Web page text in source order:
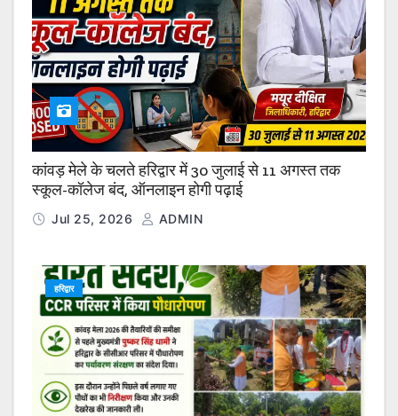
कांवड़ मेले के चलते हरिद्वार में 30 जुलाई से 11 अगस्त तक
स्कूल-कॉलेज बंद, ऑनलाइन होगी पढ़ाई
Jul 25, 2026 ADMIN
हरिद्वार